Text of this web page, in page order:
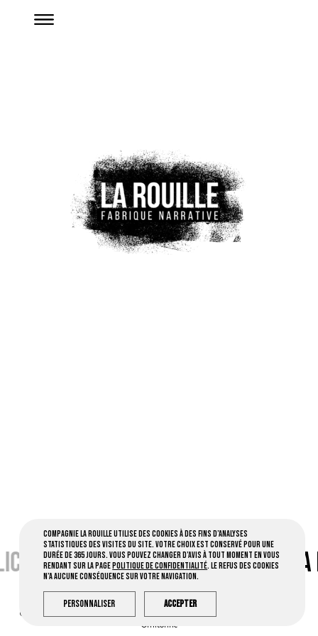
CONTACT PAR MAIL •CLIC•
Compagnie la Rouille © 2026 Tous droits réservés -
Ornitorinc
Compagnie la Rouille utilise des cookies à des fins d’analyses
statistiques des visites du site. Votre choix est conservé pour une
durée de 365 jours. Vous pouvez changer d’avis à tout moment en vous
rendant sur la page Politique de confidentialité. Le refus des cookies
n’a aucune conséquence sur votre navigation.
Personnaliser Accepter